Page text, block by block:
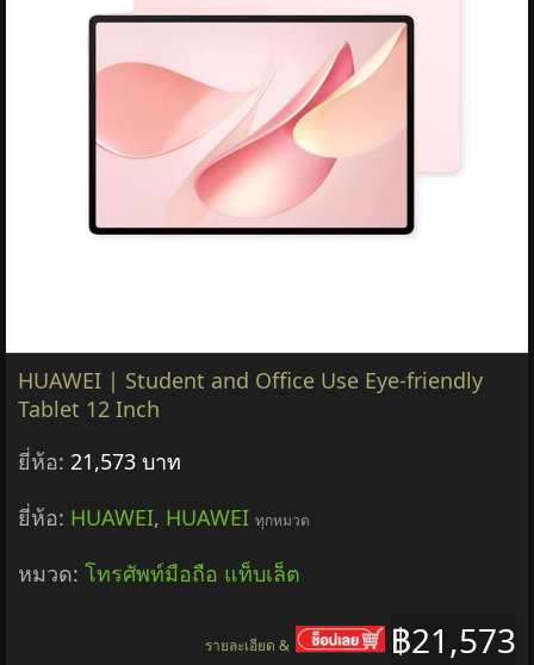
HUAWEI | Student and Office Use Eye-friendly
Tablet 12 Inch
ยี่ห้อ: 21,573 บาท
ยี่ห้อ: HUAWEI, HUAWEI ทุกหมวด
หมวด: โทรศัพท์มือถือ แท็บเล็ต
฿21,573
รายละเอียด &